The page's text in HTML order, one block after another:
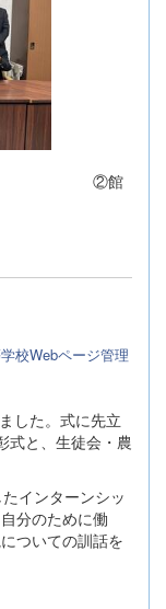
部員 ②館
校Webページ管理
した。式に先立
式と、生徒会・農
インターンシッ
分のために働
ついての訓話を